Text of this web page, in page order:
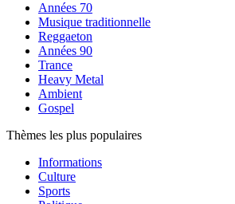
Années 70
Musique traditionnelle
Reggaeton
Années 90
Trance
Heavy Metal
Ambient
Gospel
Thèmes les plus populaires
Informations
Culture
Sports